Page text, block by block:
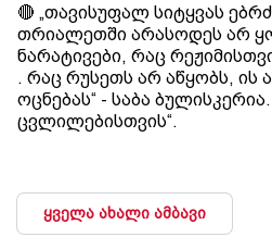
🔴 „თავისუფალ სიტყვას
თრიალეთში არასოდეს არ
ნარატივები, რაც
. რაც რუსეთს არ აწყობს, ის
ოცნებას“ - საბა
ცვლილებისთვის“.
ყველა ახალი ამბავი